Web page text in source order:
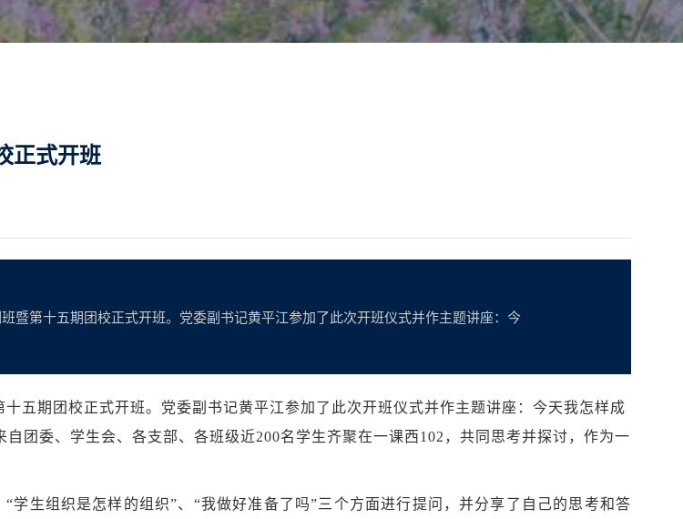
正式开班
暨第十五期团校正式开班。党委副书记黄平江参加了此次开班仪式并作主题讲座：今
五期团校正式开班。党委副书记黄平江参加了此次开班仪式并作主题讲座：今天我怎样成
自团委、学生会、各支部、各班级近200名学生齐聚在一课西102，共同思考并探讨，作为一
学生组织是怎样的组织”、“我做好准备了吗”三个方面进行提问，并分享了自己的思考和答